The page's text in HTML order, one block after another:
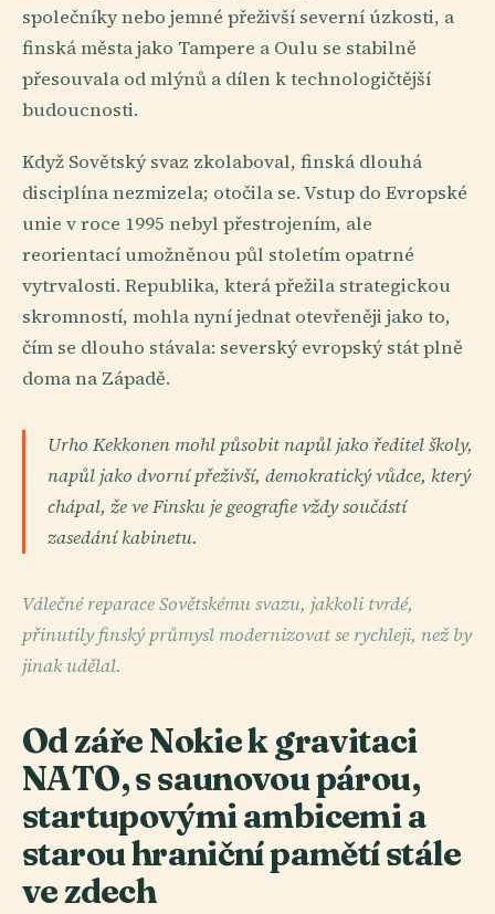
společníky nebo jemné přeživší severní úzkosti, a
finská města jako Tampere a Oulu se stabilně
přesouvala od mlýnů a dílen k technologičtější
budoucnosti.
Když Sovětský svaz zkolaboval, finská dlouhá
disciplína nezmizela; otočila se. Vstup do Evropské
unie v roce 1995 nebyl přestrojením, ale
reorientací umožněnou půl stoletím opatrné
vytrvalosti. Republika, která přežila strategickou
skromností, mohla nyní jednat otevřeněji jako to,
čím se dlouho stávala: severský evropský stát plně
doma na Západě.
Urho Kekkonen mohl působit napůl jako ředitel školy,
napůl jako dvorní přeživší, demokratický vůdce, který
chápal, že ve Finsku je geografie vždy součástí
zasedání kabinetu.
Válečné reparace Sovětskému svazu, jakkoli tvrdé,
přinutily finský průmysl modernizovat se rychleji, než by
jinak udělal.
Od záře Nokie k gravitaci
NATO, s saunovou párou,
startupovými ambicemi a
starou hraniční pamětí stále
ve zdech